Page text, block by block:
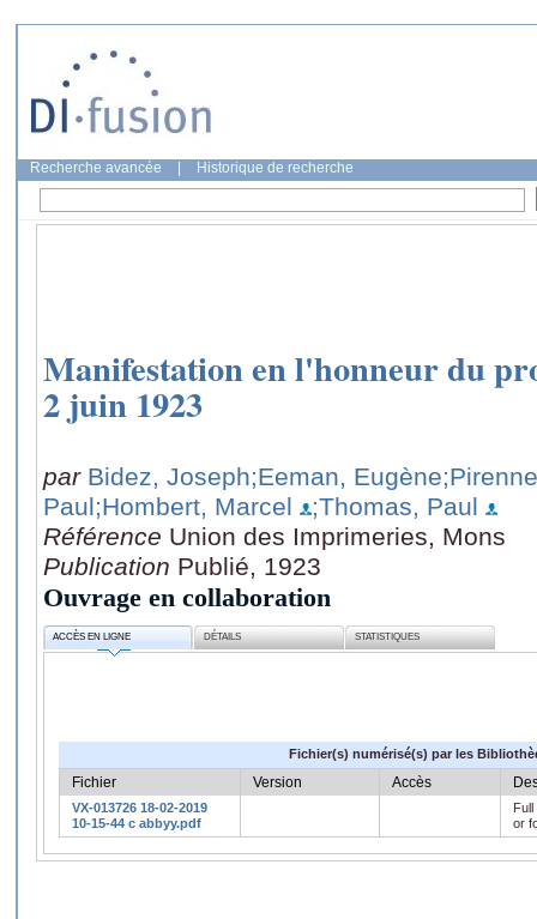
Recherche avancée Historique de recherche
Manifestation en l'honneur du
2 juin 1923
par Bidez, Joseph;Eeman, Eugène
Paul;Hombert, Marcel
;Thomas, Paul
Référence Union des Imprimeries, Mons
Publication Publié, 1923
Ouvrage en collaboration
ACCÈS EN LIGNE DÉTAILS STATISTIQUES
Fichier(s) numérisé(s) par les
Fichier Version Accès
VX-013726 18-02-2019
10-15-44 c abbyy.pdf
or